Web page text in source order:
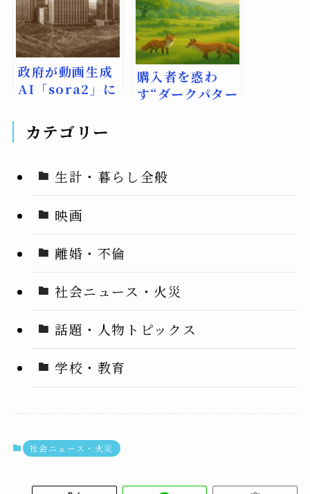
政府が動画生成
AI「sora2」に
を要請
購入者を惑わ
す“ダークパター
カテゴリー
生計・暮らし全般
映画
離婚・不倫
社会ニュース・火災
話題・人物トピックス
学校・教育
社会ニュース・火災